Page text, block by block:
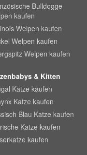
Bulldogge
kaufen
Welpen kaufen
Welpen kaufen
Welpen kaufen
& Kitten
Katze kaufen
Katze kaufen
Blau Katze kaufen
Katze kaufen
kaufen